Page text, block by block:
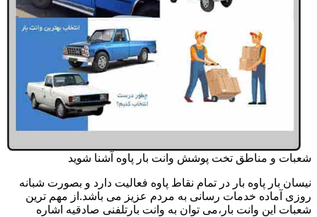
شعبات و مناطق تخت پوشش وانت بار پاوه آشنا شوید
نیسان بار پاوه بار در تمام نقاط پاوه فعالیت دارد و بصورت شبانه
روزی آماده خدمات رسانی به مردم عزیز می باشد.از مهم ترین
شعبات این وانت بار،می توان به وانت بارتلفنی صادقیه اشاره